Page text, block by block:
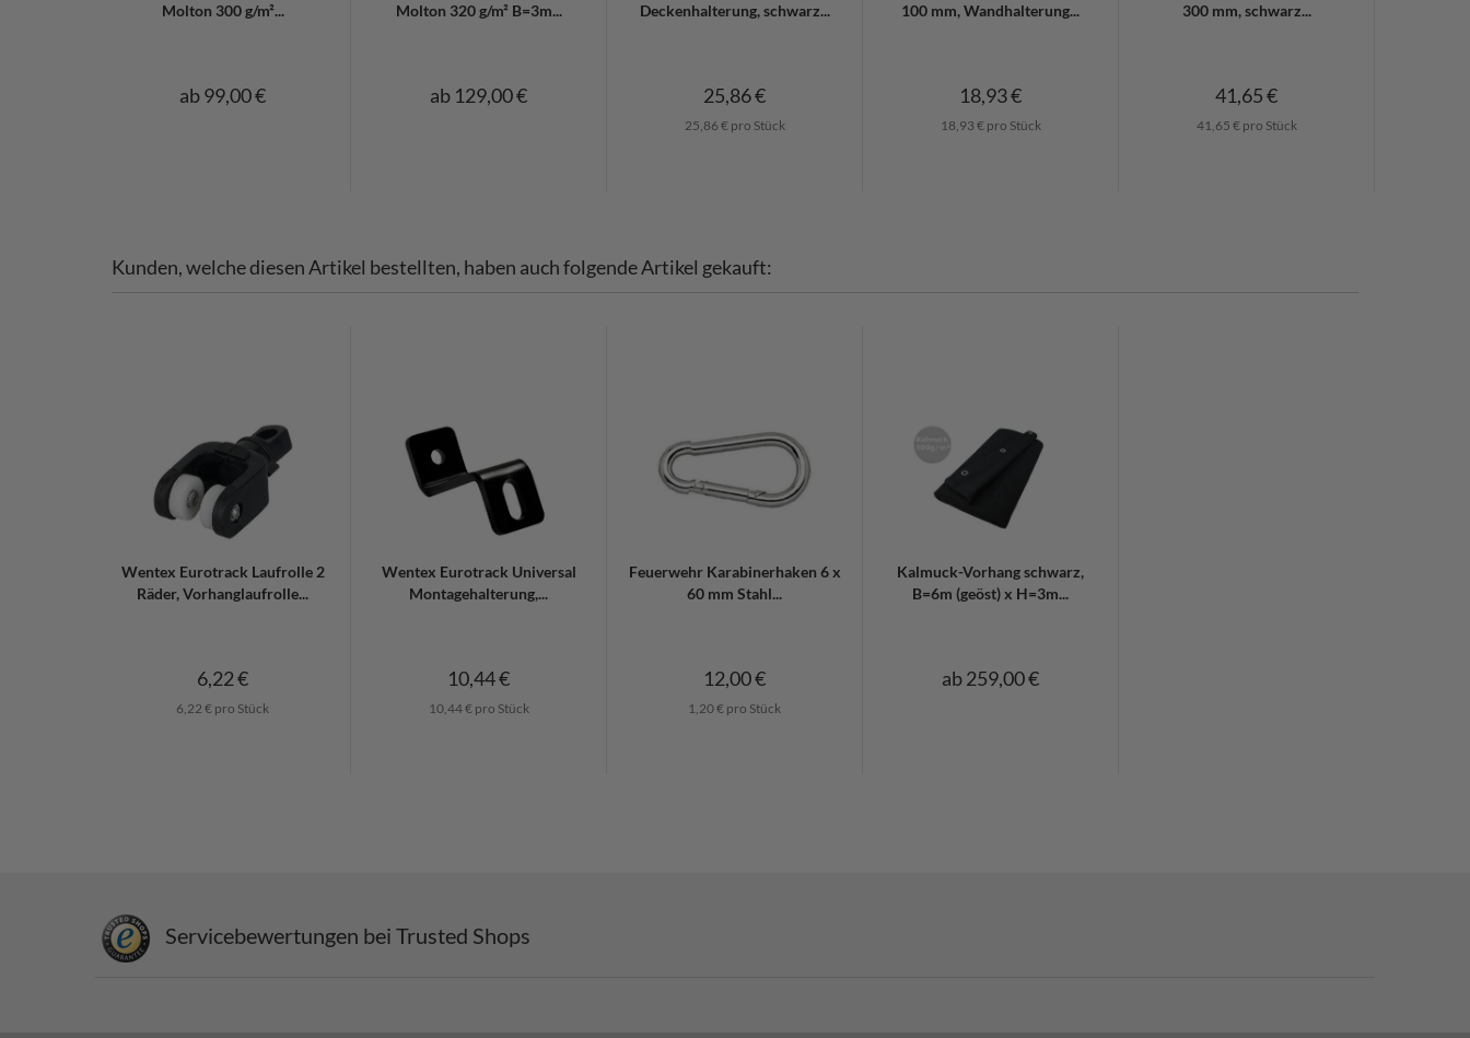
Molton 300 g/m²...
ab 99,00 €
Molton 320 g/m² B=3m...
ab 129,00 €
Deckenhalterung, schwarz...
25,86 €
25,86 € pro Stück
100 mm, Wandhalterung...
18,93 €
18,93 € pro Stück
300 mm, schwarz...
41,65 €
41,65 € pro Stück
Kunden, welche diesen Artikel bestellten, haben auch folgende Artikel gekauft:
Wentex Eurotrack Laufrolle 2
Räder, Vorhanglaufrolle...
6,22 €
6,22 € pro Stück
Wentex Eurotrack Universal
Montagehalterung,...
10,44 €
10,44 € pro Stück
Feuerwehr Karabinerhaken 6 x
60 mm Stahl...
12,00 €
1,20 € pro Stück
Kalmuck-Vorhang schwarz,
B=6m (geöst) x H=3m...
ab 259,00 €
Servicebewertungen bei Trusted Shops